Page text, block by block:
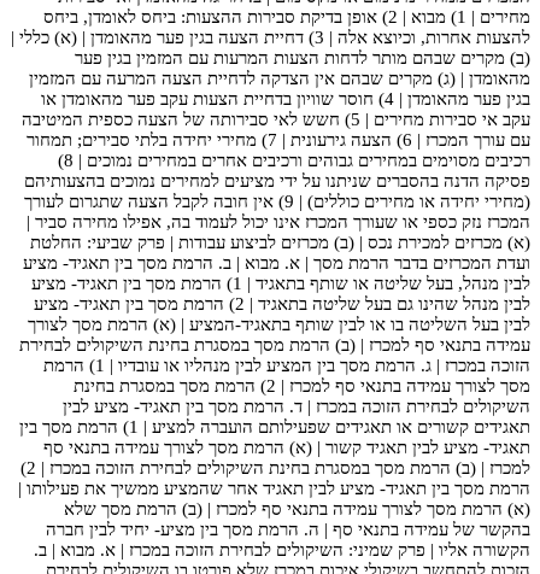
מחירים | 1) מבוא | 2) אופן בדיקת סבירות ההצעות: ביחס לאומדן, ביחס
להצעות אחרות, וכיוצא אלה | 3) דחיית הצעה בגין פער מהאומדן | (א) כללי |
(ב) מקרים שבהם מותר לדחות הצעות המרעות עם המזמין בגין פער
מהאומדן | (ג) מקרים שבהם אין הצדקה לדחיית הצעה המרעה עם המזמין
בגין פער מהאומדן | 4) חוסר שוויון בדחיית הצעות עקב פער מהאומדן או
עקב אי סבירות מחירים | 5) חשש לאי סבירותה של הצעה כספית המיטיבה
עם עורך המכרז | 6) הצעה גירעונית | 7) מחירי יחידה בלתי סבירים; תמחור
רכיבים מסוימים במחירים גבוהים ורכיבים אחרים במחירים נמוכים | 8)
פסיקה הדנה בהסברים שניתנו על ידי מציעים למחירים נמוכים בהצעותיהם
(מחירי יחידה או מחירים כוללים) | 9) אין חובה לקבל הצעה שתגרום לעורך
המכרז נזק כספי או שעורך המכרז אינו יכול לעמוד בה, אפילו מחירה סביר |
(א) מכרזים למכירת נכס | (ב) מכרזים לביצוע עבודות | פרק שביעי: החלטת
ועדת המכרזים בדבר הרמת מסך | א. מבוא | ב. הרמת מסך בין תאגיד- מציע
לבין מנהל, בעל שליטה או שותף בתאגיד | 1) הרמת מסך בין תאגיד- מציע
לבין מנהל שהינו גם בעל שליטה בתאגיד | 2) הרמת מסך בין תאגיד- מציע
לבין בעל השליטה בו או לבין שותף בתאגיד-המציע | (א) הרמת מסך לצורך
עמידה בתנאי סף למכרז | (ב) הרמת מסך במסגרת בחינת השיקולים לבחירת
הזוכה במכרז | ג. הרמת מסך בין המציע לבין מנהליו או עובדיו | 1) הרמת
מסך לצורך עמידה בתנאי סף למכרז | 2) הרמת מסך במסגרת בחינת
השיקולים לבחירת הזוכה במכרז | ד. הרמת מסך בין תאגיד- מציע לבין
תאגידים קשורים או תאגידים שפעילותם הועברה למציע | 1) הרמת מסך בין
תאגיד- מציע לבין תאגיד קשור | (א) הרמת מסך לצורך עמידה בתנאי סף
למכרז | (ב) הרמת מסך במסגרת בחינת השיקולים לבחירת הזוכה במכרז | 2)
הרמת מסך בין תאגיד- מציע לבין תאגיד אחר שהמציע ממשיך את פעילותו |
(א) הרמת מסך לצורך עמידה בתנאי סף למכרז | (ב) הרמת מסך שלא
בהקשר של עמידה בתנאי סף | ה. הרמת מסך בין מציע- יחיד לבין חברה
הקשורה אליו | פרק שמיני: השיקולים לבחירת הזוכה במכרז | א. מבוא | ב.